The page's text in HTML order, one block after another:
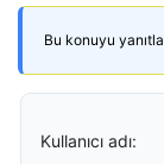
Bu konuyu
Kullanıcı adı: